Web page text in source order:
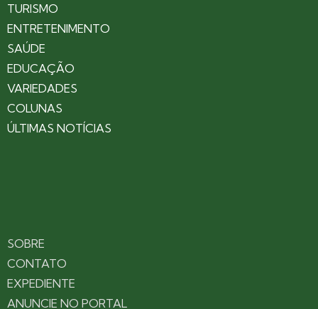
TURISMO
ENTRETENIMENTO
SAÚDE
EDUCAÇÃO
VARIEDADES
COLUNAS
ÚLTIMAS NOTÍCIAS
SOBRE
CONTATO
EXPEDIENTE
ANUNCIE NO PORTAL